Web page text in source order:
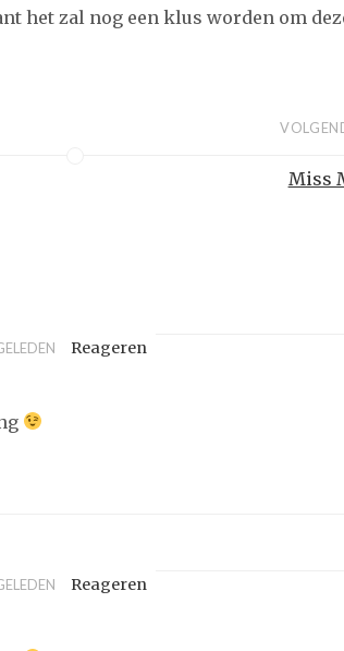
het zal nog een klus worden om
Miss
Reageren
Reageren